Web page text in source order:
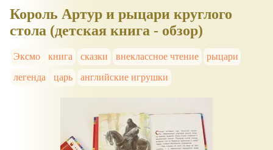
Король Артур и рыцари круглого
стола (детская книга - обзор)
Эксмо книга сказки внеклассное чтение
рыцари
легенда
царь английские игрушки